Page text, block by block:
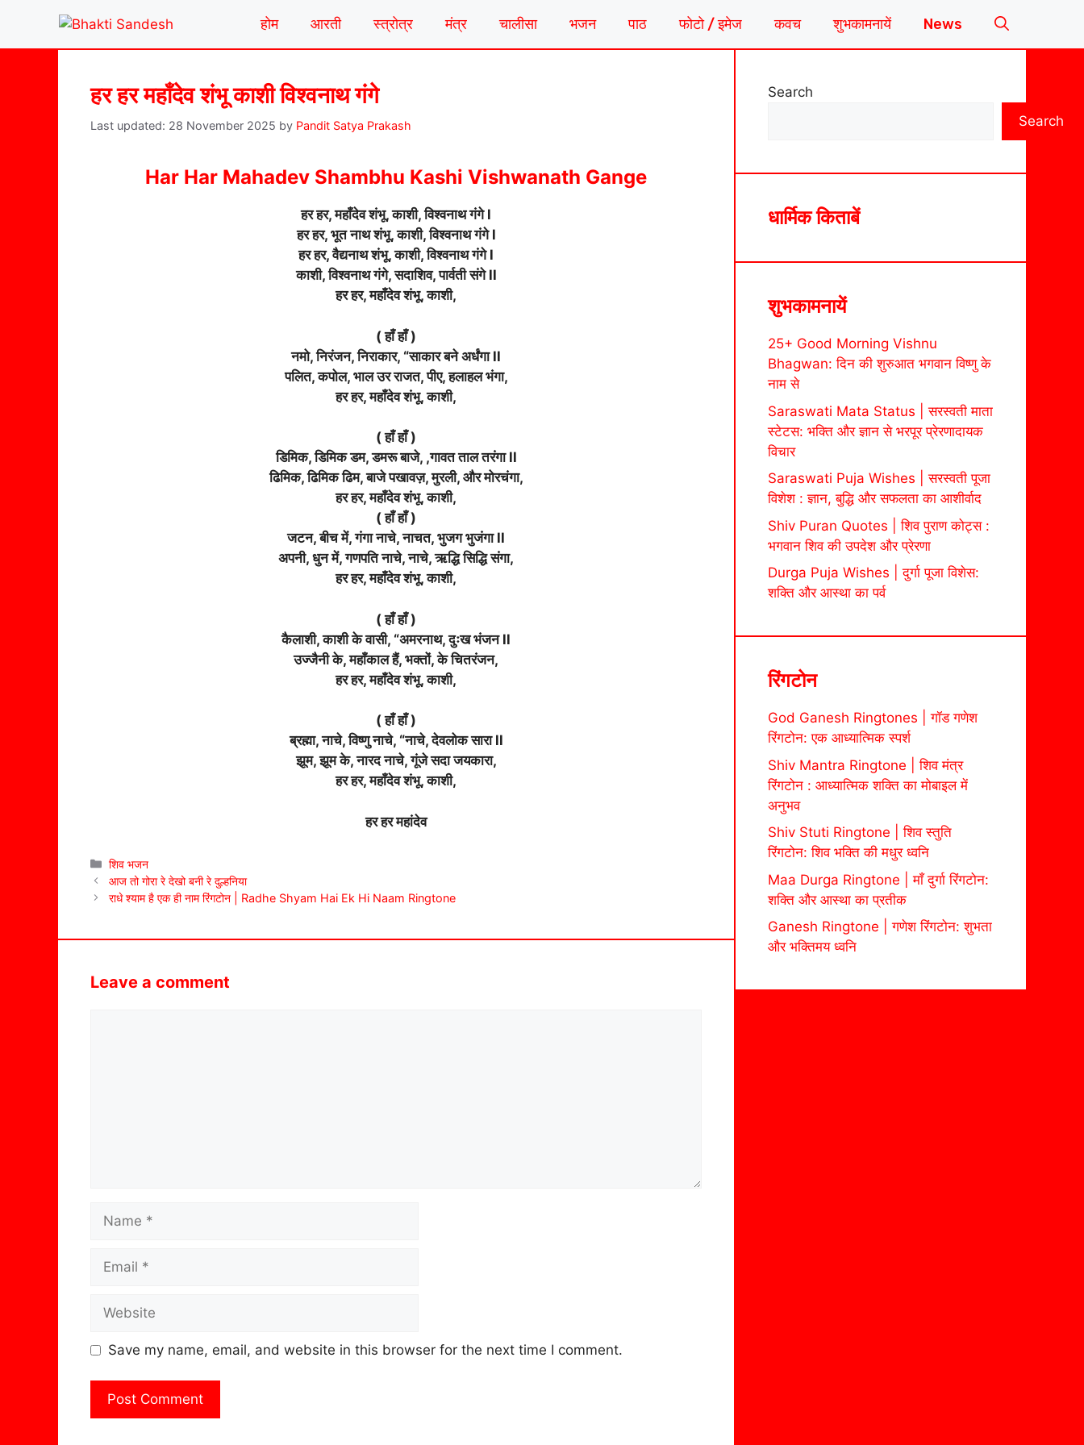
content
होम आरती स्त्रोत्र मंत्र चालीसा भजन पाठ फोटो / इमेज कवच शुभकामनायें News
हर हर महाँदेव शंभू काशी विश्वनाथ गंगे
28 November 2025 by Pandit Satya Prakash
Har Har Mahadev Shambhu Kashi Vishwanath Gange
हर हर, महाँदेव शंभू, काशी, विश्वनाथ गंगे l
हर हर, भूत नाथ शंभू, काशी, विश्वनाथ गंगे l
हर हर, वैद्यनाथ शंभू, काशी, विश्वनाथ गंगे l
काशी, विश्वनाथ गंगे, सदाशिव, पार्वती संगे ll
हर हर, महाँदेव शंभू, काशी,
( हाँ हाँ )
नमो, निरंजन, निराकार, “साकार बने अर्धंगा ll
पलित, कपोल, भाल उर राजत, पीए, हलाहल भंगा,
हर हर, महाँदेव शंभू, काशी,
( हाँ हाँ )
डिमिक, डिमिक डम, डमरू बाजे, ,गावत ताल तरंगा ll
ढिमिक, ढिमिक ढिम, बाजे पखावज़, मुरली, और मोरचंगा,
हर हर, महाँदेव शंभू, काशी,
( हाँ हाँ )
जटन, बीच में, गंगा नाचे, नाचत, भुजग भुजंगा ll
अपनी, धुन में, गणपति नाचे, नाचे, ऋद्धि सिद्धि संगा,
हर हर, महाँदेव शंभू, काशी,
( हाँ हाँ )
कैलाशी, काशी के वासी, “अमरनाथ, दुःख भंजन ll
उज्जैनी के, महाँकाल हैं, भक्तों, के चितरंजन,
हर हर, महाँदेव शंभू, काशी,
( हाँ हाँ )
ब्रह्मा, नाचे, विष्णु नाचे, “नाचे, देवलोक सारा ll
झूम, झूम के, नारद नाचे, गूंजे सदा जयकारा,
हर हर, महाँदेव शंभू, काशी,
हर हर महांदेव
Categories
शिव भजन
आज तो गोरा रे देखो बनी रे दुल्हनिया
राधे श्याम है एक ही नाम रिंगटोन | Radhe Shyam Hai Ek Hi Naam Ringtone
Leave a comment
Save my name, email, and website in this browser for the next time I comment.
Search
Search
धार्मिक किताबें
शुभकामनायें
25+ Good Morning Vishnu
Bhagwan: दिन की शुरुआत भगवान विष्णु के
नाम से
Saraswati Mata Status | सरस्वती माता
स्टेटस: भक्ति और ज्ञान से भरपूर प्रेरणादायक
विचार
Saraswati Puja Wishes | सरस्वती पूजा
विशेश : ज्ञान, बुद्धि और सफलता का आशीर्वाद
Shiv Puran Quotes | शिव पुराण कोट्स :
भगवान शिव की उपदेश और प्रेरणा
Durga Puja Wishes | दुर्गा पूजा विशेस:
शक्ति और आस्था का पर्व
रिंगटोन
God Ganesh Ringtones | गॉड गणेश
रिंगटोन: एक आध्यात्मिक स्पर्श
Shiv Mantra Ringtone | शिव मंत्र
रिंगटोन : आध्यात्मिक शक्ति का मोबाइल में
अनुभव
Shiv Stuti Ringtone | शिव स्तुति
रिंगटोन: शिव भक्ति की मधुर ध्वनि
Maa Durga Ringtone | माँ दुर्गा रिंगटोन:
शक्ति और आस्था का प्रतीक
Ganesh Ringtone | गणेश रिंगटोन: शुभता
और भक्तिमय ध्वनि